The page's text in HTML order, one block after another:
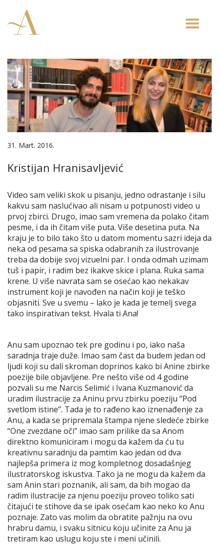
Toggle
31. Mart. 2016.
Kristijan Hranisavljević
Video sam veliki skok u pisanju, jedno odrastanje i silu
kakvu sam naslućivao ali nisam u potpunosti video u
prvoj zbirci. Drugo, imao sam vremena da polako čitam
pesme, i da ih čitam više puta. Više desetina puta. Na
kraju je to bilo tako što u datom momentu sazri ideja da
neka od pesama sa spiska odabranih za ilustrovanje
treba da dobije svoj vizuelni par. I onda odmah uzimam
tuš i papir, i radim bez ikakve skice i plana. Ruka sama
krene. U više navrata sam se osećao kao nekakav
instrument koji je navođen na način koji je teško
objasniti. Sve u svemu – lako je kada je temelj svega
tako inspirativan tekst. Hvala ti Ana!
Anu sam upoznao tek pre godinu i po, iako naša
saradnja traje duže. Imao sam čast da budem jedan od
ljudi koji su dali skroman doprinos kako bi Anine zbirke
poezije bile objavljene. Pre nešto više od 4 godine
pozvali su me Narcis Selimić i Ivana Kuzmanović da
uradim ilustracije za Aninu prvu zbirku poeziju “Pod
svetlom istine”. Tada je to rađeno kao iznenađenje za
Anu, a kada se pripremala štampa njene sledeće zbirke
“One zvezdane oči” imao sam prilike da sa Anom
direktno komuniciram i mogu da kažem da ću tu
kreativnu saradnju da pamtim kao jedan od dva
najlepša primera iz mog kompletnog dosadašnjeg
ilustratorskog iskustva. Tako ja ne mogu da kažem da
sam Anin stari poznanik, ali sam, da bih mogao da
radim ilustracije za njenu poeziju proveo toliko sati
čitajući te stihove da se ipak osećam kao neko ko Anu
poznaje. Zato vas molim da obratite pažnju na ovu
hrabru damu, i svaku sitnicu koju učinite za Anu ja
tretiram kao uslugu koju ste i meni učinili.